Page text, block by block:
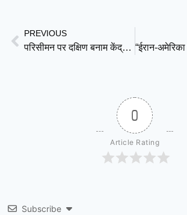
PREVIOUS
परिसीमन पर दक्षिण बनाम केंद्र बहस तेज, चिदंबरम और शर्मिला ने नारा लोकेश को घेरा
0
Article Rating
Subscribe